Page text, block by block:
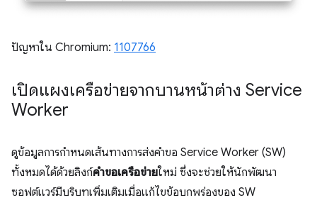
ปัญหาใน Chromium: 1107766
เปิดแผงเครือข่ายจากบานหน้าต่าง Service
Worker
ดูข้อมูลการกำหนดเส้นทางการส่งคำขอ Service Worker (SW)
ทั้งหมดได้ด้วยลิงก์คำขอเครือข่ายใหม่ ซึ่งจะช่วยให้นักพัฒนา
ซอฟต์แวร์มีบริบทเพิ่มเติมเมื่อแก้ไขข้อบกพร่องของ SW